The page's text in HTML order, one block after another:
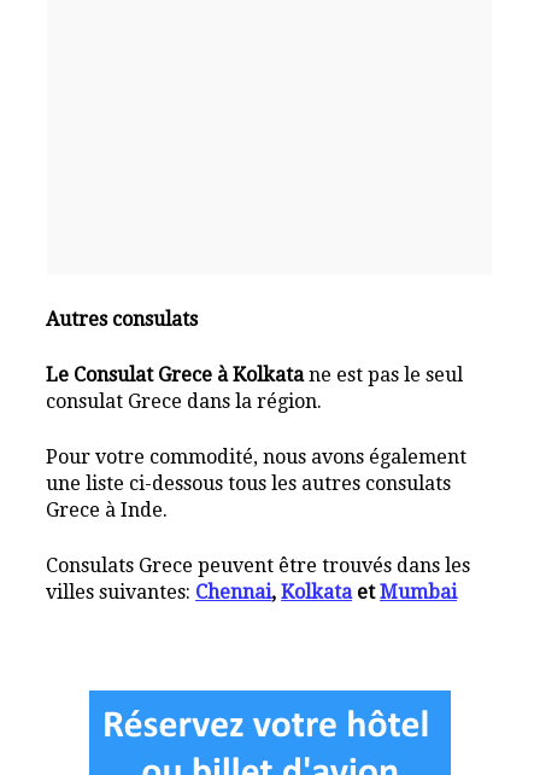
Autres consulats
Le Consulat Grece à Kolkatane est pas le seul
consulat Grece dans la région.
Pour votre commodité, nous avons également
une liste ci-dessous tous les autres consulats
Grece à Inde.
Consulats Grece peuvent être trouvés dans les
villes suivantes: Chennai,KolkataetMumbai